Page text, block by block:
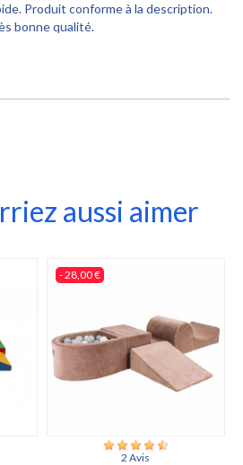
Produit conforme à la description.
bonne qualité.
aussi aimer
2 Avis
- 28,00 €